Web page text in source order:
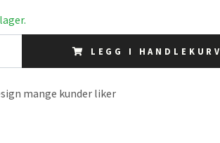
LEGG I HANDLEKURV
mange kunder liker